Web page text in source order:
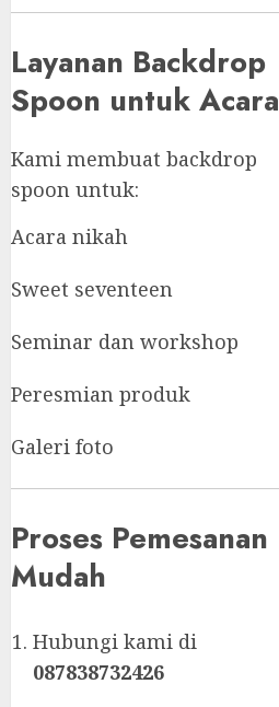
Layanan Backdrop
Spoon untuk Acara
Kami membuat backdrop
spoon untuk:
Acara nikah
Sweet seventeen
Seminar dan workshop
Peresmian produk
Galeri foto
Proses Pemesanan
Mudah
Hubungi kami di
087838732426